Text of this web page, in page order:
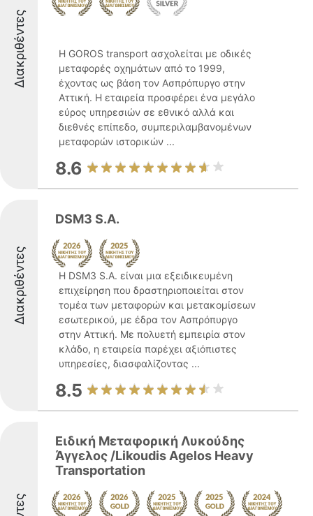
Διακριθέντες
Η GOROS transport ασχολείται με οδικές
μεταφορές οχημάτων από το 1999,
έχοντας ως βάση τον Ασπρόπυργο στην
Αττική. Η εταιρεία προσφέρει ένα μεγάλο
εύρος υπηρεσιών σε εθνικό αλλά και
διεθνές επίπεδο, συμπεριλαμβανομένων
μεταφορών ιστορικών ...
8.6
Διακριθέντες
DSM3 S.A.
Η DSM3 S.A. είναι μια εξειδικευμένη
επιχείρηση που δραστηριοποιείται στον
τομέα των μεταφορών και μετακομίσεων
εσωτερικού, με έδρα τον Ασπρόπυργο
στην Αττική. Με πολυετή εμπειρία στον
κλάδο, η εταιρεία παρέχει αξιόπιστες
υπηρεσίες, διασφαλίζοντας ...
8.5
Ειδική Μεταφορική Λυκούδης
Άγγελος /Likoudis Agelos Heavy
Transportation